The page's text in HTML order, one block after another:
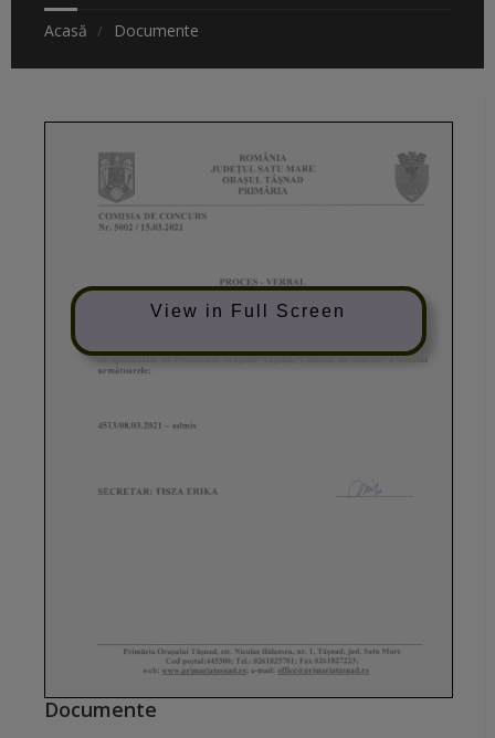
Acasă Documente
View in Full Screen
Documente